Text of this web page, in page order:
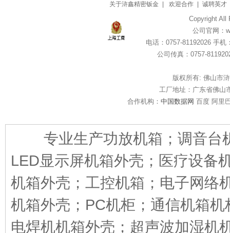
关于浒鑫精密钣金 欢迎合作 诚聘英才
Copyright
公司官网：
电话：0757-81192026 手机
公司传真：0757-
版权所有: 佛山市
工厂地址：广东省佛山
合作机构： 中国数据网 百度 阿里
专业生产功放机箱；调音台
LED显示屏机箱外壳；医疗设备
机箱外壳；工控机箱；电子网络
机箱外壳；PC机柜；通信机箱
电焊机机箱外壳；超声波加湿机